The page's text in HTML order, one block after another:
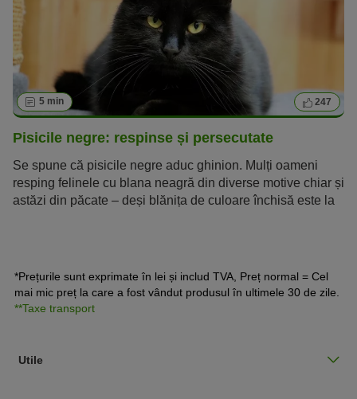
5 min 247
Pisicile negre: respinse și persecutate
Se spune că pisicile negre aduc ghinion. Mulți oameni
resping felinele cu blana neagră din diverse motive chiar și
astăzi din păcate – deși blănița de culoare închisă este la
*Prețurile sunt exprimate în lei și includ TVA, Preț normal = Cel
mai mic preț la care a fost vândut produsul în ultimele 30 de zile.
**Taxe transport
Utile